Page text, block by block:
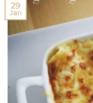
29
Jan